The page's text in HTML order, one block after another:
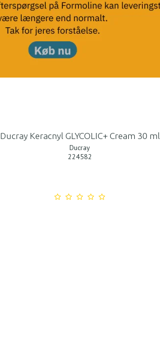
Ducray Keracnyl GLYCOLIC+ Cream 30 ml
Ducray
224582